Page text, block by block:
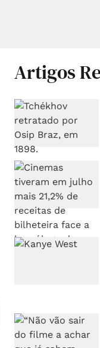
Artigos